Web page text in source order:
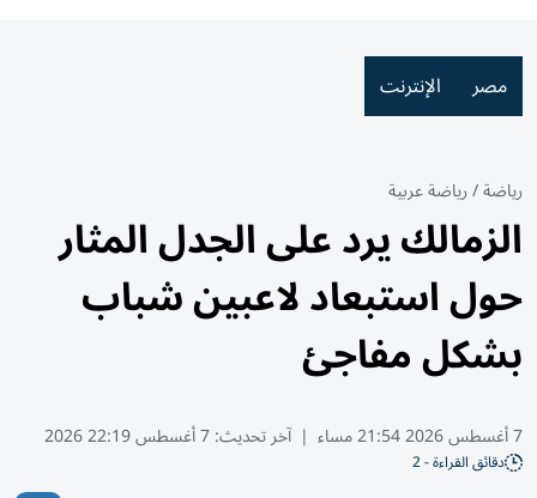
مصر الإنترنت
رياضة/رياضة عربية
الزمالك يرد على الجدل المثار
حول استبعاد لاعبين شباب
بشكل مفاجئ
7 أغسطس 2026 21:54 مساء | آخر تحديث:7 أغسطس 22:19 2026
دقائق القراءة - 2